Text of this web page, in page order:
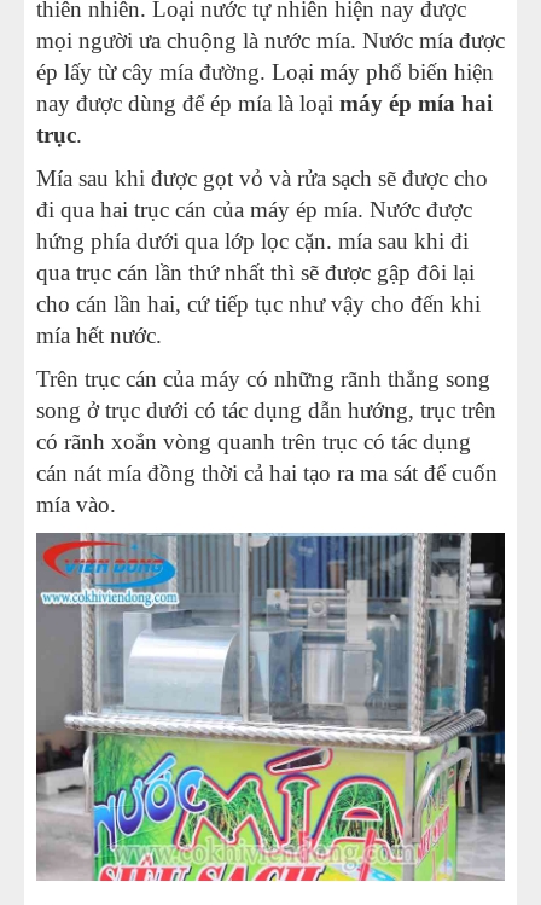
thiên nhiên. Loại nước tự nhiên hiện nay được
mọi người ưa chuộng là nước mía. Nước mía được
ép lấy từ cây mía đường. Loại máy phổ biến hiện
nay được dùng để ép mía là loại máy ép mía hai
trục.
Mía sau khi được gọt vỏ và rửa sạch sẽ được cho
đi qua hai trục cán của máy ép mía. Nước được
hứng phía dưới qua lớp lọc cặn. mía sau khi đi
qua trục cán lần thứ nhất thì sẽ được gập đôi lại
cho cán lần hai, cứ tiếp tục như vậy cho đến khi
mía hết nước.
Trên trục cán của máy có những rãnh thẳng song
song ở trục dưới có tác dụng dẫn hướng, trục trên
có rãnh xoắn vòng quanh trên trục có tác dụng
cán nát mía đồng thời cả hai tạo ra ma sát để cuốn
mía vào.